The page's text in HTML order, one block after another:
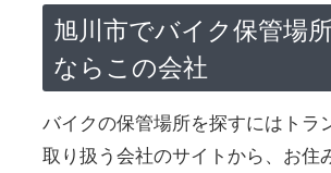
旭川市でバイク保管場
ならこの会社
バイクの保管場所を探すにはトラ
取り扱う会社のサイトから、お住